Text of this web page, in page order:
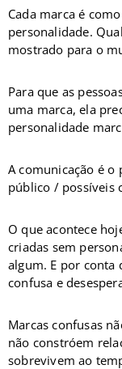
Cada marca é
personalidade.
mostrado para o
Para que as
uma marca, ela
personalidade
A comunicação é o
público / possíveis
O que acontece
criadas sem
algum. E por conta
confusa e
Marcas confusas
não constróem
sobrevivem ao